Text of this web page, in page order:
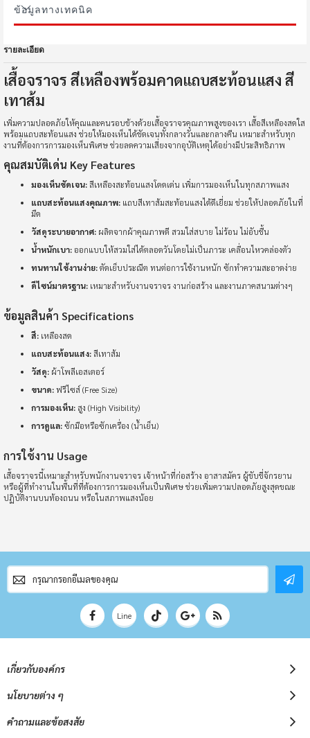
ข้อมูลทางเทคนิค
รายละเอียด
เสื้อจราจร สีเหลืองพร้อมคาดแถบสะท้อนแสง สี
เทาส้ม
เพิ่มความปลอดภัยให้คุณและคนรอบข้างด้วยเสื้อจราจรคุณภาพสูงของเรา เสื้อสีเหลืองสดใส
พร้อมแถบสะท้อนแสง ช่วยให้มองเห็นได้ชัดเจนทั้งกลางวันและกลางคืน เหมาะสำหรับทุก
งานที่ต้องการการมองเห็นพิเศษ ช่วยลดความเสี่ยงจากอุบัติเหตุได้อย่างมีประสิทธิภาพ
คุณสมบัติเด่น Key Features
มองเห็นชัดเจน:สีเหลืองสะท้อนแสงโดดเด่น เพิ่มการมองเห็นในทุกสภาพแสง
แถบสะท้อนแสงคุณภาพ: แถบสีเทาส้มสะท้อนแสงได้ดีเยี่ยม ช่วยให้ปลอดภัยในที่
มืด
วัสดุระบายอากาศ: ผลิตจากผ้าคุณภาพดี สวมใส่สบาย ไม่ร้อน ไม่อับชื้น
น้ำหนักเบา:ออกแบบให้สวมใส่ได้ตลอดวันโดยไม่เป็นภาระ เคลื่อนไหวคล่องตัว
ทนทานใช้งานง่าย:ตัดเย็บประณีต ทนต่อการใช้งานหนัก ซักทำความสะอาดง่าย
ดีไซน์มาตรฐาน: เหมาะสำหรับงานจราจร งานก่อสร้าง และงานภาคสนามต่างๆ
ข้อมูลสินค้า Specifications
สี: เหลืองสด
แถบสะท้อนแสง:สีเทาส้ม
วัสดุ: ผ้าโพลีเอสเตอร์
ขนาด:ฟรีไซส์ (Free Size)
การมองเห็น:สูง (High Visibility)
การดูแล:ซักมือหรือซักเครื่อง (น้ำเย็น)
การใช้งาน Usage
เสื้อจราจรนี้เหมาะสำหรับพนักงานจราจร เจ้าหน้าที่ก่อสร้าง อาสาสมัคร ผู้ขับขี่จักรยาน
หรือผู้ที่ทำงานในพื้นที่ที่ต้องการการมองเห็นเป็นพิเศษ ช่วยเพิ่มความปลอดภัยสูงสุดขณะ
ปฏิบัติงานบนท้องถนน หรือในสภาพแสงน้อย
สมัคร
สมาชิก
จดหมาย
Line
เกี่ยวกับองค์กร
นโยบายต่าง ๆ
คำถามและข้อสงสัย